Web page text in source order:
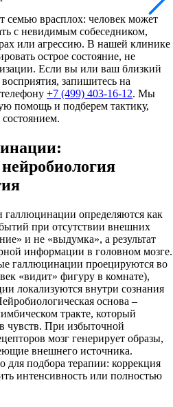
семью врасплох: человек может
с невидимым собеседником,
или агрессию. В нашей клинике
острое состояние, не
Если вы или ваш близкий
запишитесь на
+7 (499) 403-16-12. Мы
помощь и подберем тактику,
состоянием.
галлюцинации определяются как
при отсутствии внешних
и не «выдумка», а результат
информации в головном мозге.
галлюцинации проецируются во
«видит» фигуру в комнате),
локализуются внутри сознания
основа –
тракте, который
чувств. При избыточной
мозг генерирует образы,
внешнего источника.
подбора терапии: коррекция
интенсивность или полностью